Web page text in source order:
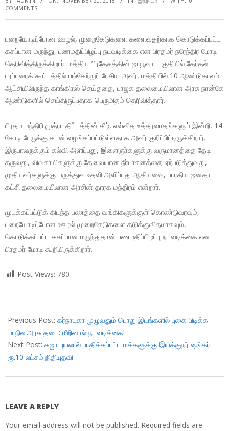
COMMENTS
புறையோடிப்போன ஊழல், முறைகேடுகளை களைவதற்காக கொடுக்கப்பட்ட
கசப்பான மருந்து, பணமதிப்பிழப்பு நடவடிக்கை என பிரதமர் நரேந்திர மோடி
தெரிவித்திருக்கிறார். மத்திய பிரதேசத்தின் ஜாபூவா பகுதியில் தேர்தல்
பரப்புரைக் கூட்டத்தில் பங்கேற்றுப் பேசிய அவர், மத்தியில் 10 ஆண்டுகாலம்
ஆட்சியிலிருந்த காங்கிரஸ் செய்ததை, பாஜக தலைமையிலான அரசு நான்கே
ஆண்டுகளில் செய்திருப்பதாக பெருமிதம் தெரிவித்தார்.
பிரதம மந்திரி முத்ரா திட்டத்தின் கீழ், எவ்வித உத்தரவாதங்களும் இன்றி, 14
கோடி பேருக்கு கடன் வழங்கப்பட்டுள்ளதாக அவர் குறிப்பிட்டிருக்கிறார்.
இருபாலருக்கும் கல்வி அளிப்பது, இளைஞர்களுக்கு வருமானத்தை தேடி
தருவது, விவசாயிகளுக்கு தேவையான நீர்பாசனத்தை ஏற்படுத்துவது,
முதியவர்களுக்கு மருத்துவ உதவி அளிப்பது ஆகியவை, பாரதிய ஜனதா
கட்சி தலைமையிலான அரசின் தாரக மந்திரம் என்றார்.
முடக்கப்பட்டுக் கிடந்த பணத்தை வங்கிகளுக்குள் கொண்டுவரவும்,
புறையோடிப்போன ஊழல் முறைகேடுகளை தடுக்குவிதமாகவும்,
கொடுக்கப்பட்ட கசப்பான மருந்துதான் பணமதிப்பிழப்பு நடவடிக்கை என
பிரதமர் மோடி கூறியிருக்கிறார்.
Post Views: 780
11-
20
Previous Post: கர்நாடகா முழுவதும் பொது இடங்களில் புகை பிடிக்க
மாநில அரசு தடை: மீறினால் நடவடிக்கை!
Next Post: கஜா புயலால் பாதிக்கப்பட்ட மக்களுக்கு இயக்குநர் ஷங்கர்
ரூ.10 லட்சம் நிதியுதவி
LEAVE A REPLY
Your email address will not be published. Required fields are